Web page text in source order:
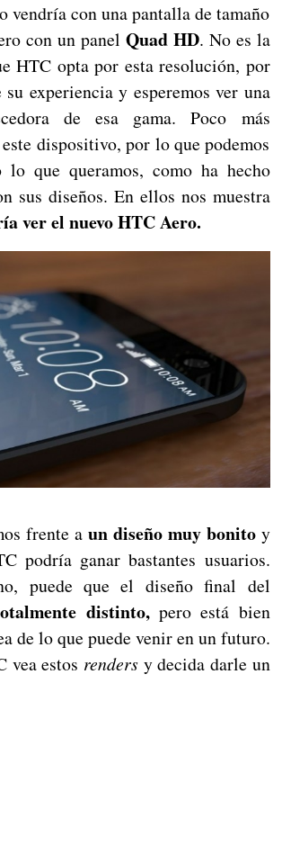
vendría con una pantalla de tamaño
con un panel Quad HD. No es la
HTC opta por esta resolución, por
experiencia y esperemos ver una
de esa gama. Poco más
este dispositivo, por lo que podemos
lo que queramos, como ha hecho
sus diseños. En ellos nos muestra
ver el nuevo HTC Aero.
frente a un diseño muy bonitoy
podría ganar bastantes usuarios.
puede que el diseño final del
distinto,pero está bien
de lo que puede venir en un futuro.
vea estos rendersy decida darle un